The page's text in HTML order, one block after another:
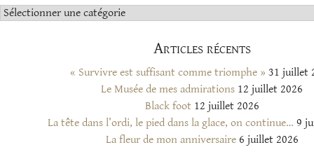
Catégories
Articles récents
« Survivre est suffisant comme triomphe » 31 juillet
Le Musée de mes admirations 12 juillet 2026
Black foot 12 juillet 2026
La tête dans l’ordi, le pied dans la glace, on continue… 9
La fleur de mon anniversaire 6 juillet 2026